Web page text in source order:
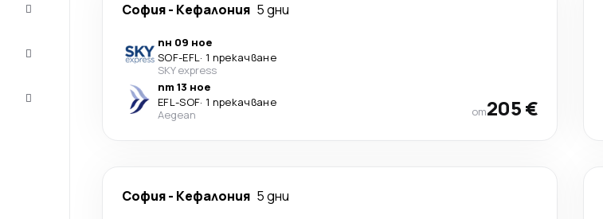
София- Кефалония 5 дни
пн 09 ное
SOF-EFL· 1 прекачване
SKY express
пт 13 ное
EFL-SOF· 1 прекачване
Aegean
от205 €
София- Кефалония 5 дни